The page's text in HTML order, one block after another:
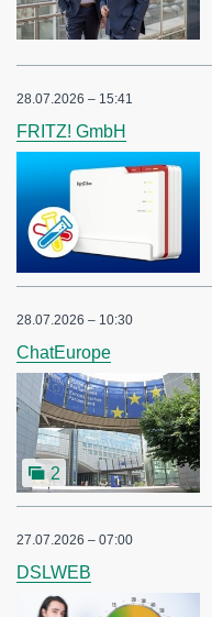
28.07.2026 – 15:41
FRITZ! GmbH
28.07.2026 – 10:30
ChatEurope
2
27.07.2026 – 07:00
DSLWEB